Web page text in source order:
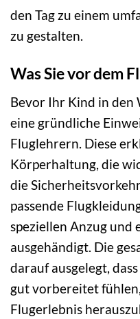
den Tag zu einem
zu gestalten.
Was Sie vor dem
Bevor Ihr Kind in den
eine gründliche
Fluglehrern. Diese
Körperhaltung, die
die
passende
speziellen Anzug und
ausgehändigt. Die
darauf ausgelegt,
gut vorbereitet
Flugerlebnis